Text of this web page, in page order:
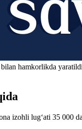
hamkorlikda
izohli lug‘ati 35 000